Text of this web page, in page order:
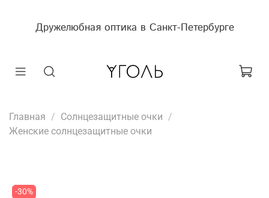
Дружелюбная оптика в Санкт-Петербурге
Главная
Солнцезащитные очки
Женские солнцезащитные очки
-30%